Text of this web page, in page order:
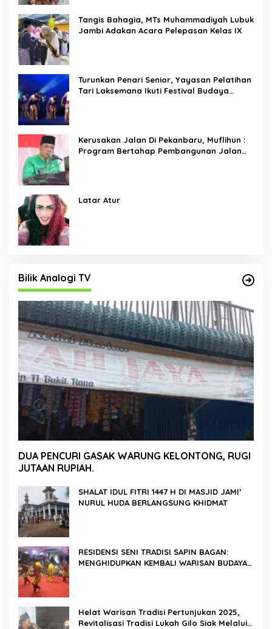
Tangis Bahagia, MTs Muhammadiyah Lubuk
Jambi Adakan Acara Pelepasan Kelas IX
Turunkan Penari Senior, Yayasan Pelatihan
Tari Laksemana Ikuti Festival Budaya
Kerusakan Jalan Di Pekanbaru, Muflihun :
Program Bertahap Pembangunan Jalan
Latar Atur
Bilik Analogi TV
DUA PENCURI GASAK WARUNG KELONTONG, RUGI
JUTAAN RUPIAH.
SHALAT IDUL FITRI 1447 H DI MASJID JAMI’
NURUL HUDA BERLANGSUNG KHIDMAT
RESIDENSI SENI TRADISI SAPIN BAGAN:
MENGHIDUPKAN KEMBALI WARISAN BUDAYA
Helat Warisan Tradisi Pertunjukan 2025,
Revitalisasi Tradisi Lukah Gilo Siak Melalui